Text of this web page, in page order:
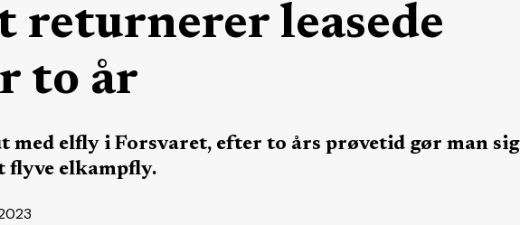
returnerer leasede
to år
med elfly i Forsvaret, efter to års prøvetid gør man sig
flyve elkampfly.